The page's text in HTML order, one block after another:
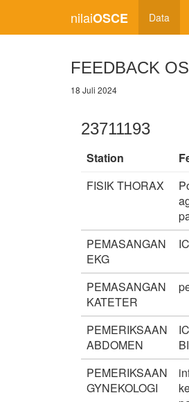
nilaiOSCE Data
FEEDBACK
18 Juli 2024
23711193
Station
FISIK THORAX
PEMASANGAN
EKG
PEMASANGAN
KATETER
PEMERIKSAAN
ABDOMEN
PEMERIKSAAN
GYNEKOLOGI